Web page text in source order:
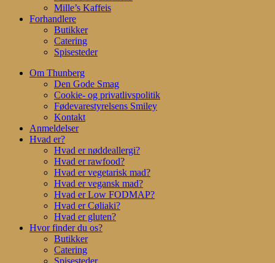
Mille’s Kaffeis
Forhandlere
Butikker
Catering
Spisesteder
Om Thunberg
Den Gode Smag
Cookie- og privatlivspolitik
Fødevarestyrelsens Smiley
Kontakt
Anmeldelser
Hvad er?
Hvad er nøddeallergi?
Hvad er rawfood?
Hvad er vegetarisk mad?
Hvad er vegansk mad?
Hvad er Low FODMAP?
Hvad er Cøliaki?
Hvad er gluten?
Hvor finder du os?
Butikker
Catering